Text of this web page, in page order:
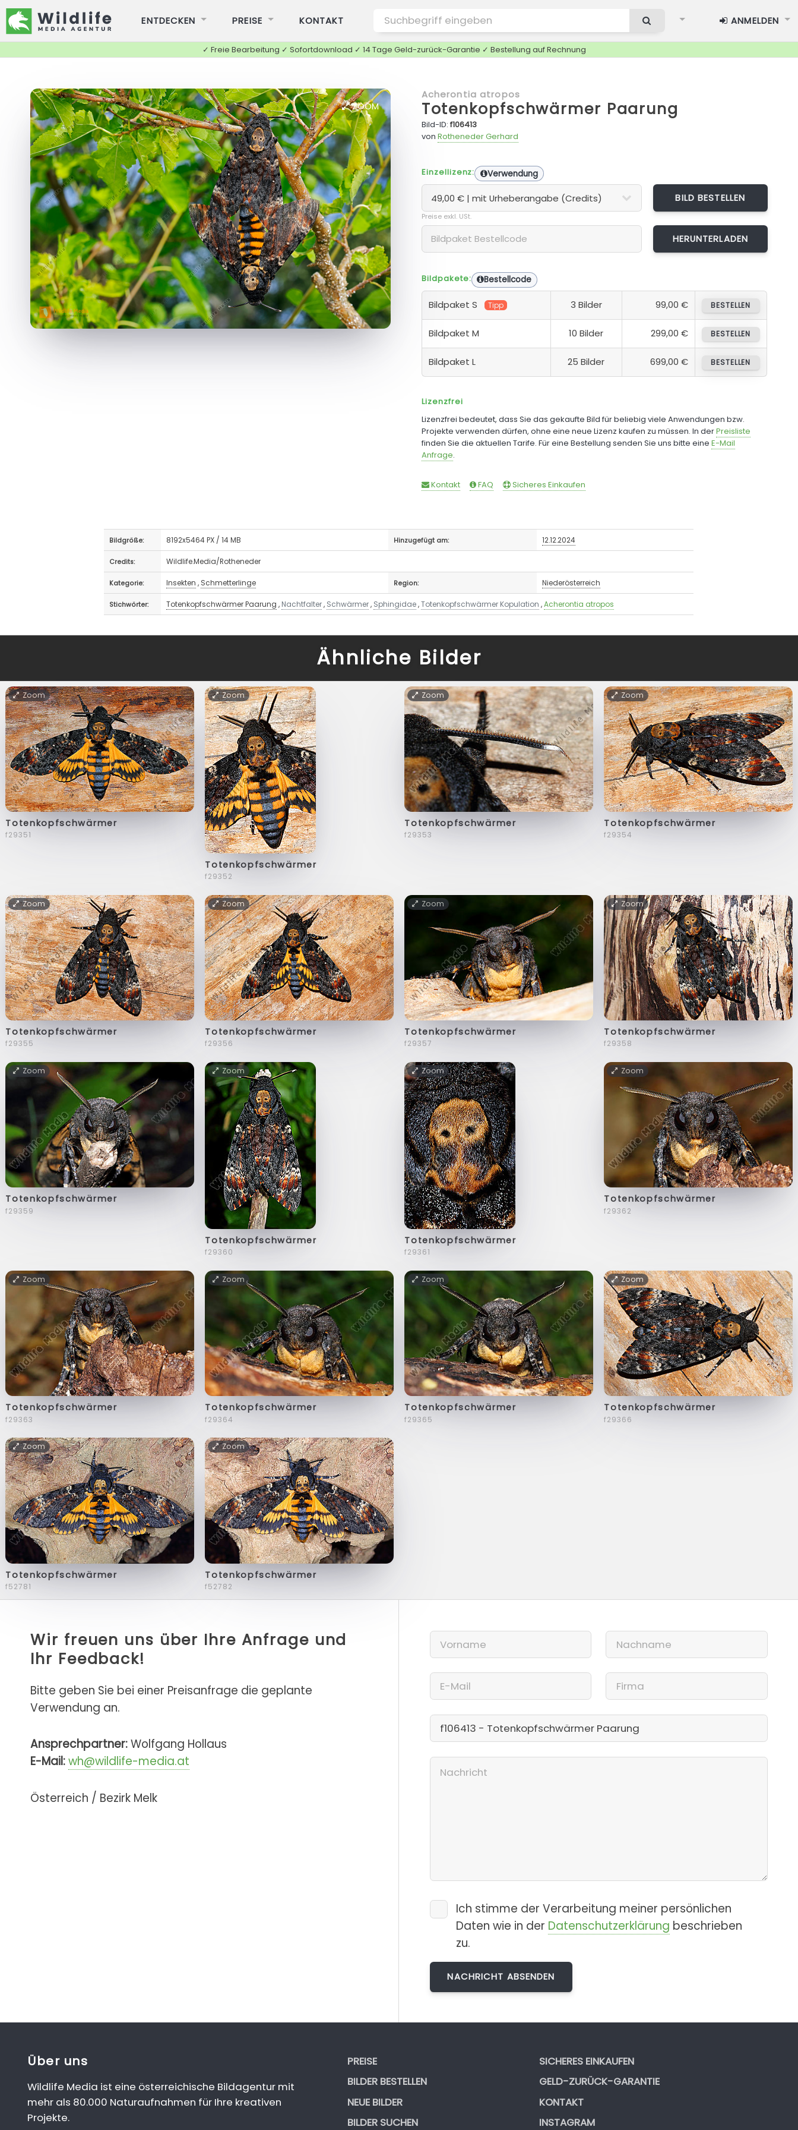
ENTDECKEN PREISE KONTAKT ANMELDEN
✓ Freie Bearbeitung ✓ Sofortdownload ✓ 14 Tage Geld-zurück-Garantie ✓ Bestellung auf Rechnung
ZOOM
Acherontia atropos
Totenkopfschwärmer Paarung
Bild-ID:f106413
von Rotheneder Gerhard
Einzellizenz: Verwendung
BILD BESTELLEN
Preise exkl. USt.
Bildpakete: Bestellcode
Bildpaket S Tipp 3 Bilder 99,00 € BESTELLEN
Bildpaket M 10 Bilder 299,00 € BESTELLEN
Bildpaket L 25 Bilder 699,00 € BESTELLEN
Lizenzfrei
Lizenzfrei bedeutet, dass Sie das gekaufte Bild für beliebig viele Anwendungen bzw.
Projekte verwenden dürfen, ohne eine neue Lizenz kaufen zu müssen. In derPreisliste
finden Sie die aktuellen Tarife. Für eine Bestellung senden Sie uns bitte eine E-Mail
Anfrage.
Kontakt FAQ Sicheres Einkaufen
Bildgröße: 8192x5464 PX / 14 MB Hinzugefügt am: 12.12.2024
Credits: Wildlife.Media/Rotheneder
Kategorie: Insekten , Schmetterlinge Region: Niederösterreich
Stichwörter: Totenkopfschwärmer Paarung , Nachtfalter, Schwärmer, Sphingidae,Totenkopfschwärmer Kopulation ,Acherontia atropos
Ähnliche Bilder
Zoom
Totenkopfschwärmer
f29351
Zoom
Totenkopfschwärmer
f29352
Zoom
Totenkopfschwärmer
f29353
Zoom
Totenkopfschwärmer
f29354
Zoom
Totenkopfschwärmer
f29355
Zoom
Totenkopfschwärmer
f29356
Zoom
Totenkopfschwärmer
f29357
Zoom
Totenkopfschwärmer
f29358
Zoom
Totenkopfschwärmer
f29359
Zoom
Totenkopfschwärmer
f29360
Zoom
Totenkopfschwärmer
f29361
Zoom
Totenkopfschwärmer
f29362
Zoom
Totenkopfschwärmer
f29363
Zoom
Totenkopfschwärmer
f29364
Zoom
Totenkopfschwärmer
f29365
Zoom
Totenkopfschwärmer
f29366
Zoom
Totenkopfschwärmer
f52781
Zoom
Totenkopfschwärmer
f52782
Wir freuen uns über Ihre Anfrage und
Ihr Feedback!
Bitte geben Sie bei einer Preisanfrage die geplante
Verwendung an.
Ansprechpartner:Wolfgang Hollaus
E-Mail:wh@wildlife-media.at
Österreich / Bezirk Melk
Ich stimme der Verarbeitung meiner persönlichen
Daten wie in der Datenschutzerklärung beschrieben
zu.
Über uns
Wildlife Media ist eine österreichische Bildagentur mit
mehr als 80.000 Naturaufnahmen für Ihre kreativen
Projekte.
PREISE
BILDER BESTELLEN
NEUE BILDER
BILDER SUCHEN
SICHERES EINKAUFEN
GELD-ZURÜCK-GARANTIE
KONTAKT
INSTAGRAM